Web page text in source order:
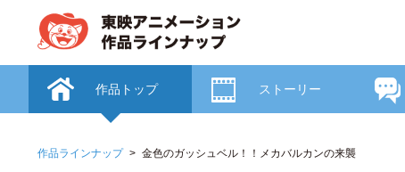
作品ラインナップ 金色のガッシュベル！！メカバルカンの来襲
作品トップ ストーリー